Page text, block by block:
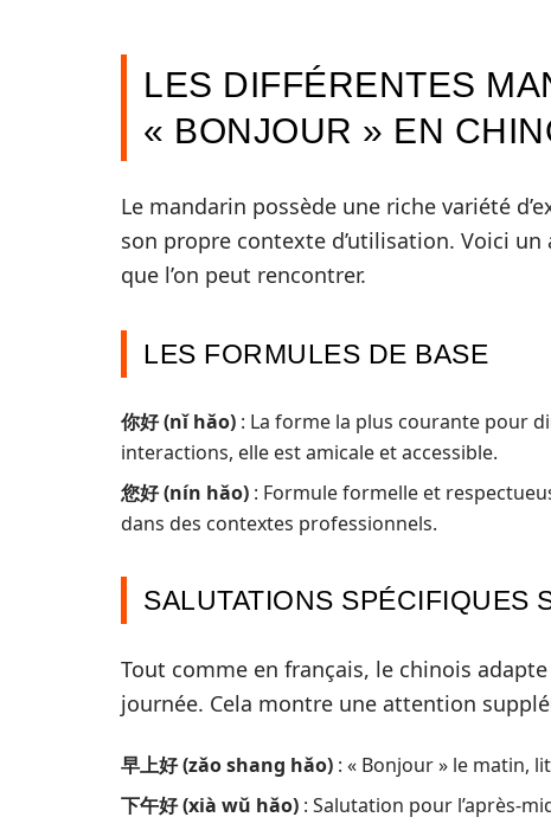
LES DIFFÉRENTES
« BONJOUR » EN
Le mandarin possède une riche variété
son propre contexte d’utilisation. Voici
que l’on peut rencontrer.
LES FORMULES DE BASE
你好 (nǐ hǎo) : La forme la plus courante pour
interactions, elle est amicale et accessible.
您好 (nín hǎo) : Formule formelle et
dans des contextes professionnels.
SALUTATIONS SPÉCIFIQUES
Tout comme en français, le chinois
journée. Cela montre une attention
早上好 (zǎo shang hǎo) : « Bonjour » le matin,
下午好 (xià wǔ hǎo) : Salutation pour l’après-